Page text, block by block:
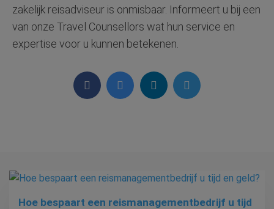
zakelijk reisadviseur is onmisbaar. Informeert u bij een
van onze Travel Counsellors wat hun service en
expertise voor u kunnen betekenen.
Hoe bespaart een reismanagementbedrijf u tijd